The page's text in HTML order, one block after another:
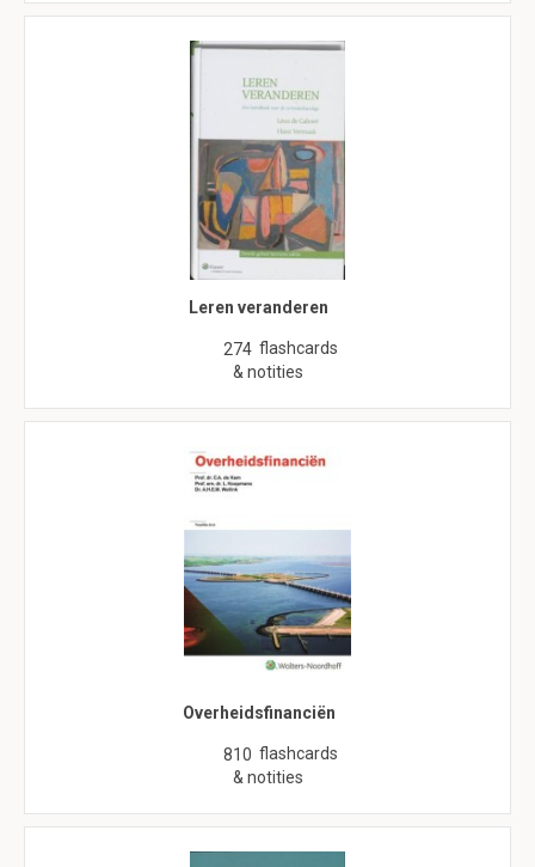
Leren veranderen
274 flashcards
& notities
Overheidsfinanciën
810 flashcards
& notities